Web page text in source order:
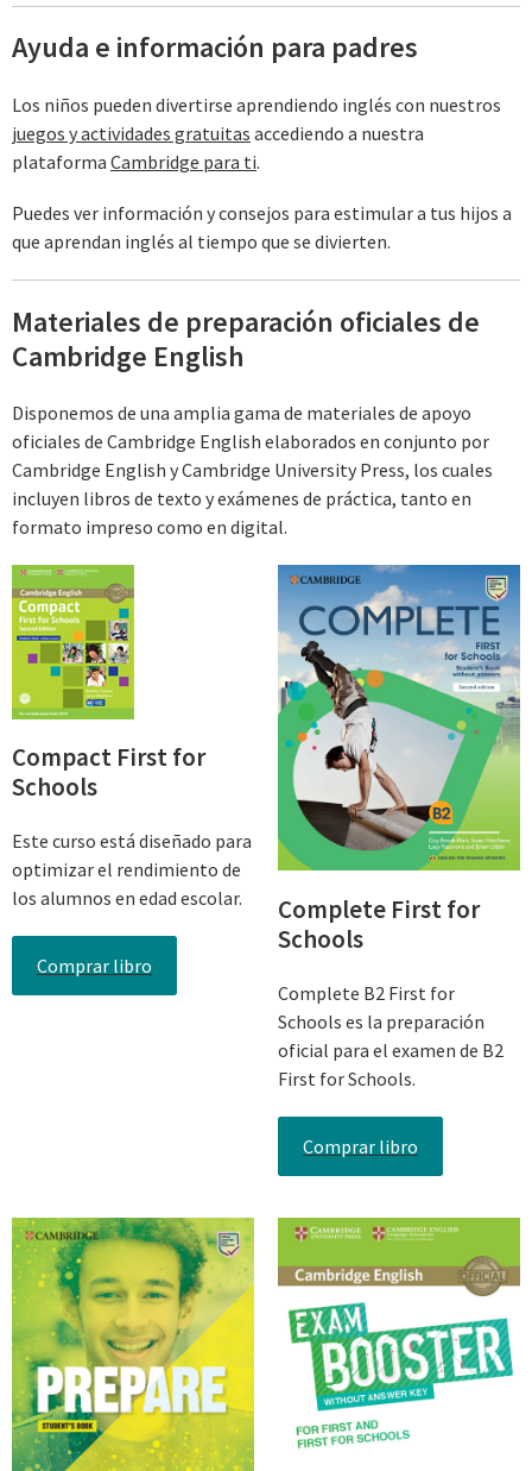
Ayuda e información para padres
Los niños pueden divertirse aprendiendo inglés con nuestros
juegos y actividades gratuitas accediendo a nuestra
plataforma Cambridge para ti.
Puedes ver información y consejos para estimular a tus hijos a
que aprendan inglés al tiempo que se divierten.
Materiales de preparación oficiales de
Cambridge English
Disponemos de una amplia gama de materiales de apoyo
oficiales de Cambridge English elaborados en conjunto por
Cambridge English y Cambridge University Press, los cuales
incluyen libros de texto y exámenes de práctica, tanto en
formato impreso como en digital.
Compact First for
Schools
Este curso está diseñado para
optimizar el rendimiento de
los alumnos en edad escolar.
Comprar libro
Complete First for
Schools
Complete B2 First for
Schools es la preparación
oficial para el examen de B2
First for Schools.
Comprar libro